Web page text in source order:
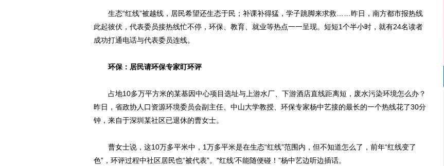
生态“红线”被越线，居民希望还生态于民；补课补得猛，学子跳脚来求救……昨日，南方都市报热线
此起彼伏，代表委员接热线忙不停，环保、教育、就业等热点一一呈现。短短1个半小时，就有24名读者
成功打通电话与代表委员连线。
环保：居民请环保专家盯环评
占地10多万平方米的某基因中心项目选址与上游水厂、下游酒店直线距离短，废水污染环境怎么办？
昨日，省政协人口资源环境委员会副主任、中山大学教授、环保专家杨中艺接的最长的一个热线花了30分
钟，来自于深圳某社区已退休的曹女士。
曹女士说，这10万多平米中，1万多平米是在生态“红线”范围内，但不知道怎么了，前年“红线变了
色”，环评过程中社区居民也“被代表”。"红线’不能随便碰！”杨中艺边听边插话。